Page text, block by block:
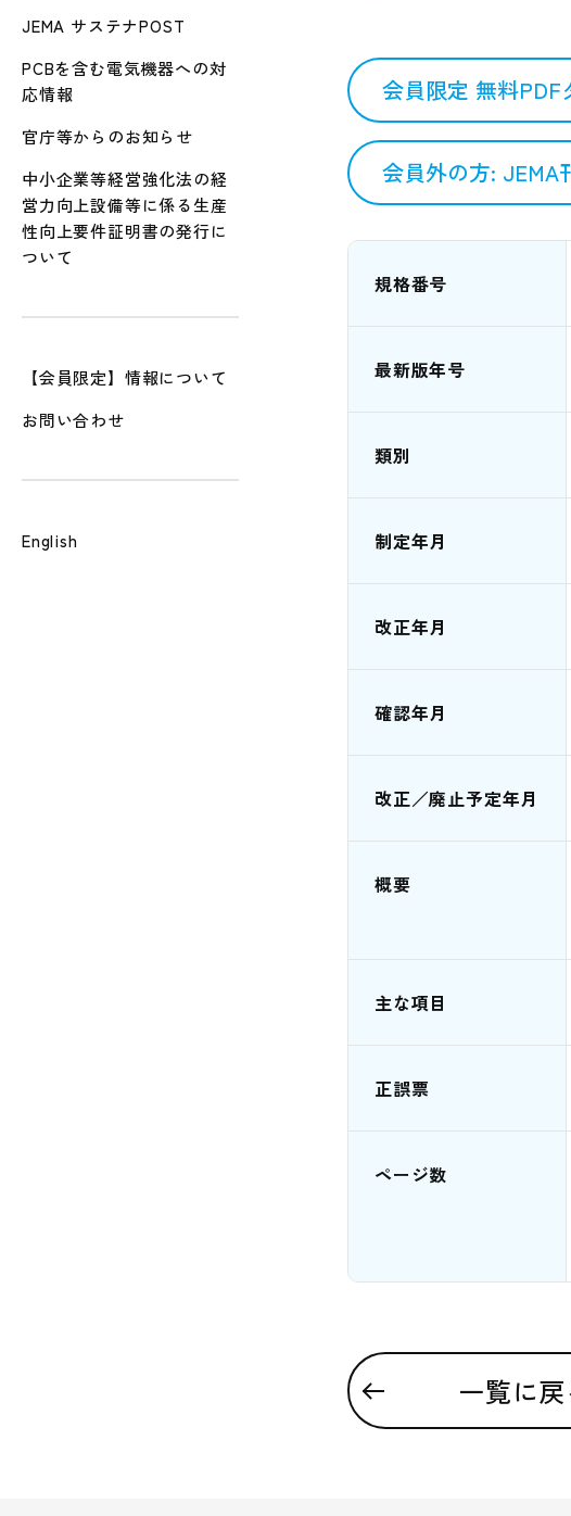
JEMA サステナPOST
PCBを含む電気機器への対
応情報
官庁等からのお知らせ
中小企業等経営強化法の経
営力向上設備等に係る生産
性向上要件証明書の発行に
ついて
【会員限定】情報について
お問い合わせ
English
会員限定 無料PDF
会員外の方: JEMA
規格番号
最新版年号
類別
制定年月
改正年月
確認年月
改正／廃止予定年月
概要
主な項目
正誤票
ページ数
一覧に戻